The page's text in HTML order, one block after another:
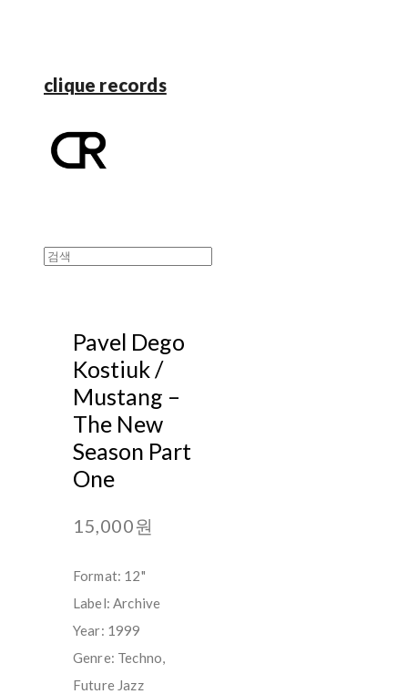
clique records
Pavel Dego
Kostiuk /
Mustang ‎–
The New
Season Part
One
15,000원
Format: 12"
Label: Archive
Year: 1999
Genre: Techno,
Future Jazz